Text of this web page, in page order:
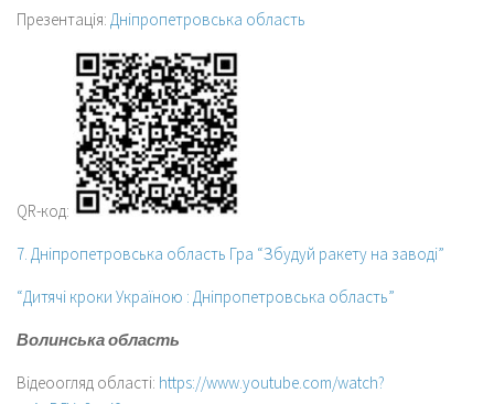
Презентація: Дніпропетровська область
QR-код:
7. Дніпропетровська область Гра “Збудуй ракету на заводі”
“Дитячі кроки Україною : Дніпропетровська область”
Волинська область
Відеоогляд області: https://www.youtube.com/watch?